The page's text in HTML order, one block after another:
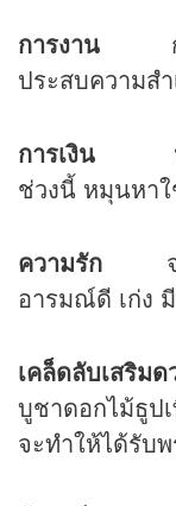
การงาน การ
ประสบความส
การเงิน หาเ
ช่วงนี้ หมุนหา
ความรัก จะ
อารมณ์ดี เก่ง
เคล็ดลับเสริมด
บูชาดอกไม้ธูป
จะทำให้ได้รับ